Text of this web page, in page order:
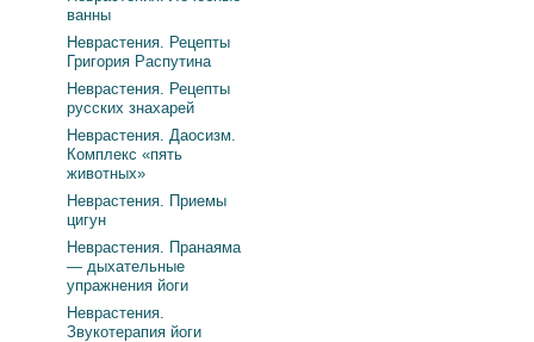
ванны
Неврастения. Рецепты
Григория Распутина
Неврастения. Рецепты
русских знахарей
Неврастения. Даосизм.
Комплекс «пять
животных»
Неврастения. Приемы
цигун
Неврастения. Пранаяма
— дыхательные
упражнения йоги
Неврастения.
Звукотерапия йоги